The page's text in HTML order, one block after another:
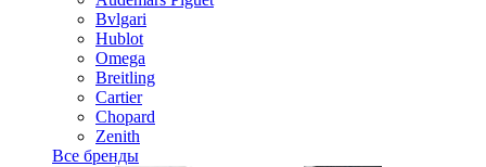
Bvlgari
Hublot
Omega
Breitling
Cartier
Chopard
Zenith
Все бренды